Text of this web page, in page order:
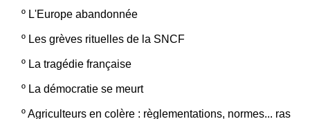
º L'Europe abandonnée
º Les grèves rituelles de la SNCF
º La tragédie française
º La démocratie se meurt
ºAgriculteurs en colère : règlementations, normes... ras